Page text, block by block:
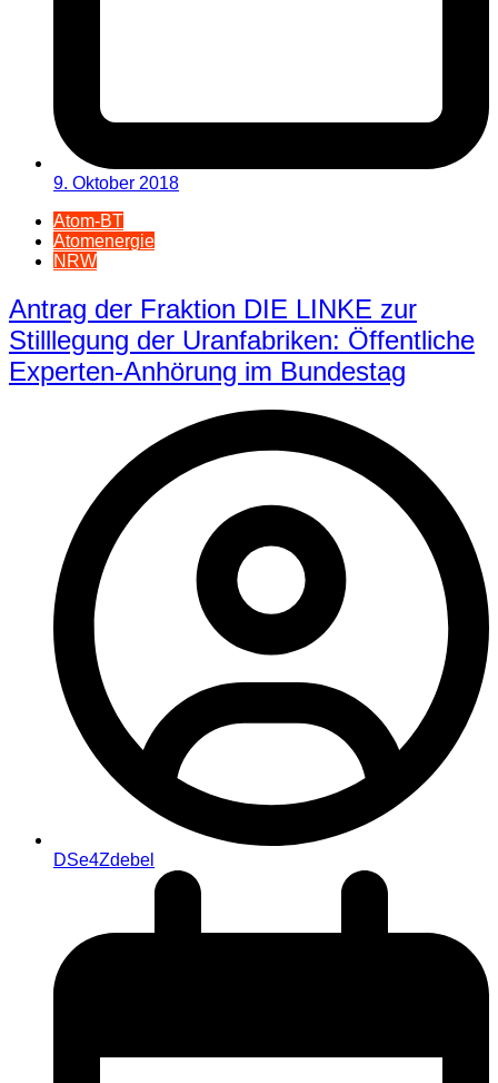
9. Oktober 2018
Atom-BT
Atomenergie
NRW
Antrag der Fraktion DIE LINKE zur
Stilllegung der Uranfabriken: Öffentliche
Experten-Anhörung im Bundestag
DSe4Zdebel